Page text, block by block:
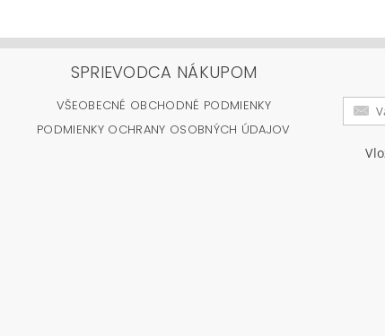
SPRIEVODCA NÁKUPOM
VŠEOBECNÉ OBCHODNÉ PODMIENKY
PODMIENKY OCHRANY OSOBNÝCH ÚDAJOV